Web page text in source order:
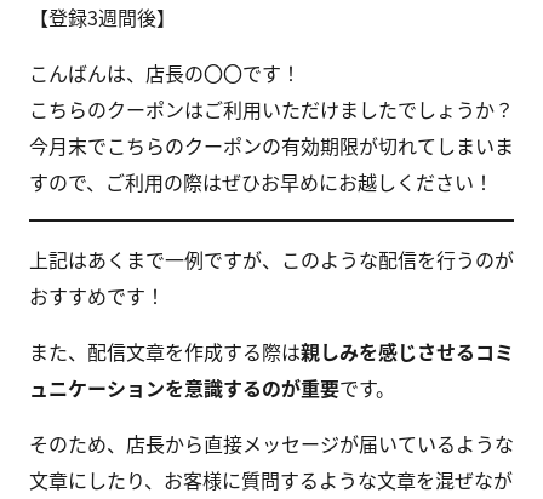
【登録3週間後】
こんばんは、店長の〇〇です！
こちらのクーポンはご利用いただけましたでしょうか？
今月末でこちらのクーポンの有効期限が切れてしまいま
すので、ご利用の際はぜひお早めにお越しください！
上記はあくまで一例ですが、このような配信を行うのが
おすすめです！
また、配信文章を作成する際は親しみを感じさせるコミ
ュニケーションを意識するのが重要です。
そのため、店長から直接メッセージが届いているような
文章にしたり、お客様に質問するような文章を混ぜなが